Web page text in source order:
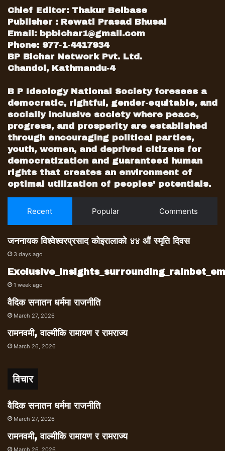
Chief Editor: Thakur Belbase
Publisher : Rewati Prasad Bhusal
Email: bpbichar1@gmail.com
Phone: 977-1-4417934
BP Bichar Network Pvt. Ltd.
Chandol, Kathmandu-4
B P Ideology National Society foresees a
democratic, rightful, gender-equitable, and
socially inclusive society where peace,
progress, and prosperity are established
through encouraging political parties,
youth, women, and deprived citizens for
democratization and guaranteed human
rights that creates an environment of
optimal utilization of peoples’ potentials.
Recent Popular Comments
जननायक विश्वेश्वरप्रसाद कोइरालाको ४४ औं स्मृति दिवस
3 days ago
1 week ago
वैदिक सनातन धर्ममा राजनीति
March 27, 2026
रामनवमी, वाल्मीकि रामायण र रामराज्य
March 26, 2026
विचार
वैदिक सनातन धर्ममा राजनीति
March 27, 2026
रामनवमी, वाल्मीकि रामायण र रामराज्य